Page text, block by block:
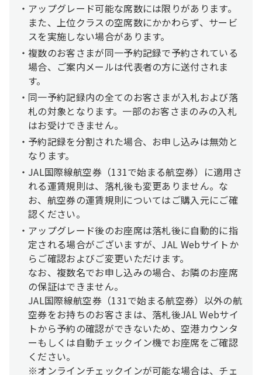
アップグレード可能な席数には限りがあります。
また、上位クラスの空席数にかかわらず、サービ
スを実施しない場合があります。
複数のお客さまが同一予約記録で予約されている
場合、ご案内メールは代表者の方に送付されま
す。
同一予約記録内の全てのお客さまが入札および落
札の対象となります。一部のお客さまのみの入札
はお受けできません。
予約記録を分割された場合、お申し込みは無効と
なります。
JAL国際線航空券（131で始まる航空券）に適用さ
れる運賃規則は、落札後も変更ありません。な
お、航空券の運賃規則についてはご購入元にご確
認ください。
アップグレード後のお座席は落札後に自動的に指
定される場合がございますが、JAL Webサイトか
らご確認およびご変更いただけます。
なお、複数名でお申し込みの場合、お隣のお座席
の保証はできません。
JAL国際線航空券（131で始まる航空券）以外の航
空券をお持ちのお客さまは、落札後JAL Webサイ
トから予約の確認ができないため、空港カウンタ
ーもしくは自動チェックイン機でお座席をご確認
ください。
※オンラインチェックインが可能な場合は、チェ